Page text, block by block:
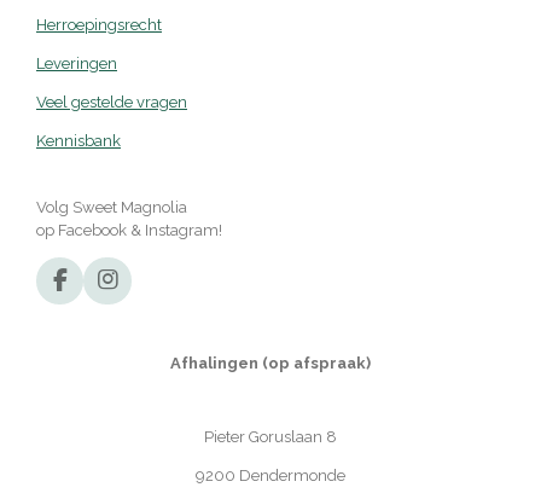
Herroepingsrecht
Leveringen
Veel gestelde vragen
Kennisbank
Volg Sweet Magnolia
op Facebook & Instagram!
F
a
I
n
Afhalingen (op afspraak)
Pieter Goruslaan 8
9200 Dendermonde